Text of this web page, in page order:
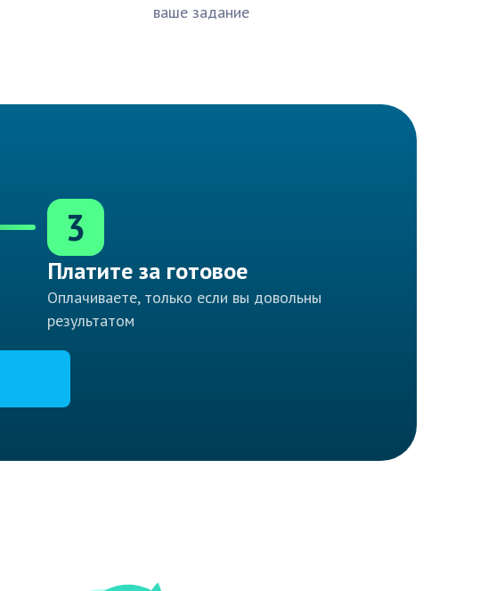
ваше задание
3
Платите за готовое
Оплачиваете, только если вы довольны
результатом